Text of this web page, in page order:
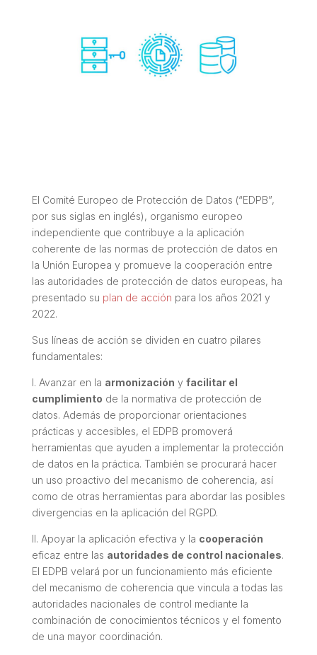
El Comité Europeo de Protección de Datos (“EDPB”,
por sus siglas en inglés), organismo europeo
independiente que contribuye a la aplicación
coherente de las normas de protección de datos en
la Unión Europea y promueve la cooperación entre
las autoridades de protección de datos europeas, ha
presentado su plan de acción para los años 2021 y
2022.
Sus líneas de acción se dividen en cuatro pilares
fundamentales:
I. Avanzar en la armonización y facilitar el
cumplimiento de la normativa de protección de
datos. Además de proporcionar orientaciones
prácticas y accesibles, el EDPB promoverá
herramientas que ayuden a implementar la protección
de datos en la práctica. También se procurará hacer
un uso proactivo del mecanismo de coherencia, así
como de otras herramientas para abordar las posibles
divergencias en la aplicación del RGPD.
II. Apoyar la aplicación efectiva y la cooperación
eficaz entre las autoridades de control nacionales.
El EDPB velará por un funcionamiento más eficiente
del mecanismo de coherencia que vincula a todas las
autoridades nacionales de control mediante la
combinación de conocimientos técnicos y el fomento
de una mayor coordinación.